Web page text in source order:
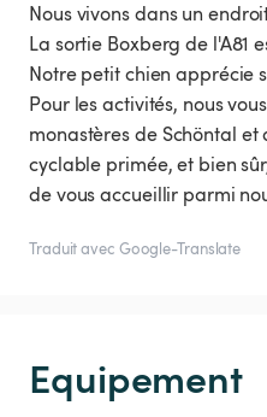
Nous vivons dans un
La sortie Boxberg de l'A81
Notre petit chien apprécie
Pour les activités, nous
monastères de Schöntal
cyclable primée, et bien
de vous accueillir parmi
Traduit avec Google-Translate
Equipement